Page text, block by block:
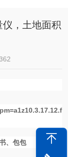
，土地面积
、包包